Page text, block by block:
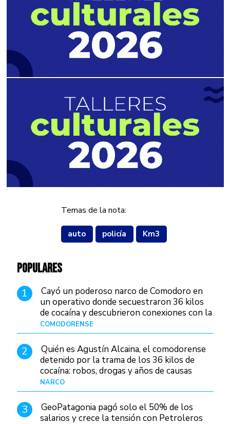
Temas de la nota:
auto policía Km3
POPULARES
1
Cayó un poderoso narco de Comodoro en
un operativo donde secuestraron 36 kilos
de cocaína y descubrieron conexiones con la
Patagonia
COMODORENSE
2
Quién es Agustín Alcaina, el comodorense
detenido por la trama de los 36 kilos de
cocaína: robos, drogas y años de causas
judiciales
NARCO
3
GeoPatagonia pagó solo el 50% de los
salarios y crece la tensión con Petroleros